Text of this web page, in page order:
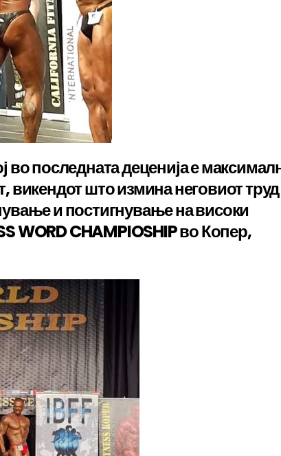
во последната деценија е
викендот што измина неговиот труд
и постигнување на високи
WORD CHAMPIOSHIP во Копер,